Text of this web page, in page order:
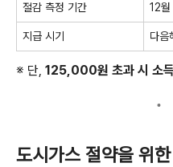
절감 측정 기간 12월
지급 시기 다
※ 단, 125,000원 초과 시 소
도시가스 절약을 위